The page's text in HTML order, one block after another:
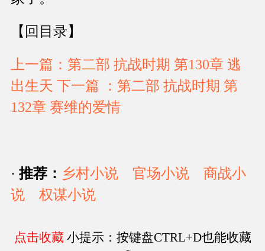
【回目录】
上一篇：第二部 抗战时期 第130章 逃
出生天 下一篇 ：第二部 抗战时期 第
132章 赛维的爱情
· 推荐： 乡村小说 官场小说
商战小
说
权谋小说
点击收藏 小提示：按键盘CTRL+D也能收藏